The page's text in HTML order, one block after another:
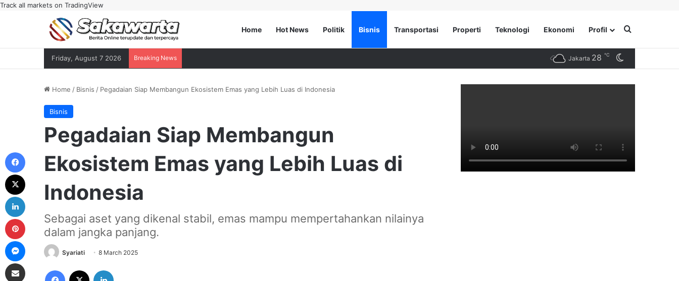
Track all markets on TradingView
Home Hot News Politik Bisnis Transportasi Properti Teknologi Ekonomi Profil Search for
Friday, August 7 2026 Breaking News Jakarta 28 ℃
Home / Bisnis / Pegadaian Siap Membangun Ekosistem Emas yang Lebih Luas di Indonesia
Bisnis
Pegadaian Siap Membangun
Ekosistem Emas yang Lebih Luas di
Indonesia
Sebagai aset yang dikenal stabil, emas mampu mempertahankan nilainya
dalam jangka panjang.
Syariati 8 March 2025
Facebook
Pinterest